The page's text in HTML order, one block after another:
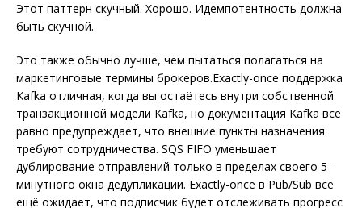
Этот паттерн скучный. Хорошо. Идемпотентность должна
быть скучной.
Это также обычно лучше, чем пытаться полагаться на
маркетинговые термины брокеров.Exactly-once поддержка
Kafka отличная, когда вы остаётесь внутри собственной
транзакционной модели Kafka, но документация Kafka всё
равно предупреждает, что внешние пункты назначения
требуют сотрудничества. SQS FIFO уменьшает
дублирование отправлений только в пределах своего 5-
минутного окна дедупликации. Exactly-once в Pub/Sub всё
ещё ожидает, что подписчик будет отслеживать прогресс